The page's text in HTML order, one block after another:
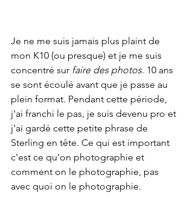
Je ne me suis jamais plus plaint de
mon K10 (ou presque) et je me suis
concentré sur faire des photos. 10 ans
se sont écoulé avant que je passe au
plein format. Pendant cette période,
j'ai franchi le pas, je suis devenu pro et
j'ai gardé cette petite phrase de
Sterling en tête. Ce qui est important
c'est ce qu'on photographie et
comment on le photographie, pas
avec quoi on le photographie.